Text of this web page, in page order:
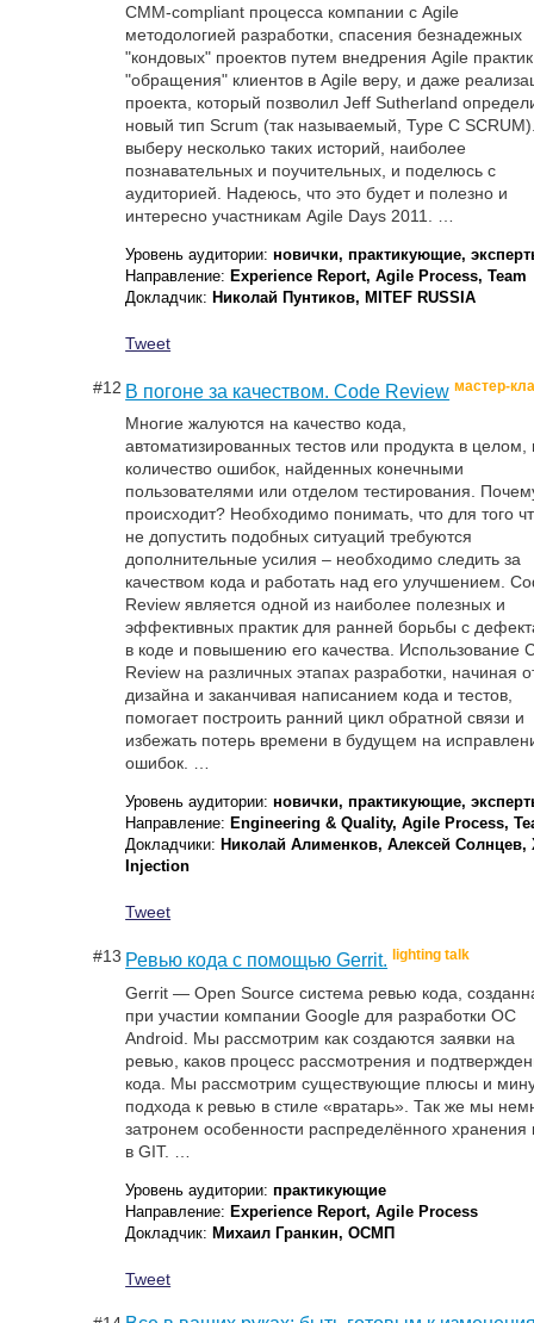
CMM-compliant процесса компании с Agile
методологией разработки, спасения безнадежных
"кондовых" проектов путем внедрения Agile
"обращения" клиентов в Agile веру, и даже
проекта, который позволил Jeff Sutherland
новый тип Scrum (так называемый, Type C
выберу несколько таких историй, наиболее
познавательных и поучительных, и поделюсь с
аудиторией. Надеюсь, что это будет и полезно и
интересно участникам Agile Days 2011. …
Уровень аудитории:новички, практикующие,
Направление: Experience Report, Agile Process, Team
Докладчик: Николай Пунтиков, MITEF RUSSIA
Tweet
#12 В погоне за качеством. Code Review мастер-
Многие жалуются на качество кода,
автоматизированных тестов или продукта в целом,
количество ошибок, найденных конечными
пользователями или отделом тестирования.
происходит? Необходимо понимать, что для того
не допустить подобных ситуаций требуются
дополнительные усилия – необходимо следить за
качеством кода и работать над его улучшением.
Review является одной из наиболее полезных и
эффективных практик для ранней борьбы с
в коде и повышению его качества. Использование
Review на различных этапах разработки, начиная
дизайна и заканчивая написанием кода и тестов,
помогает построить ранний цикл обратной связи и
избежать потерь времени в будущем на
ошибок. …
Уровень аудитории:новички, практикующие,
Направление: Engineering & Quality, Agile Process,
Докладчики: Николай Алименков, Алексей Солнцев,
Injection
Tweet
#13 Ревью кода с помощью Gerrit. lighting talk
Gerrit — Open Source система ревью кода,
при участии компании Google для разработки ОС
Android. Мы рассмотрим как создаются заявки на
ревью, каков процесс рассмотрения и
кода. Мы рассмотрим существующие плюсы и
подхода к ревью в стиле «вратарь». Так же мы
затронем особенности распределённого хранения
в GIT. …
Уровень аудитории:практикующие
Направление:Experience Report, Agile Process
Докладчик:Михаил Гранкин, ОСМП
Tweet